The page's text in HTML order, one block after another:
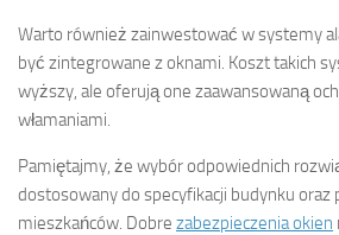
Warto również zainwestować w systemy
być zintegrowane z oknami. Koszt takich
wyższy, ale oferują one zaawansowaną
włamaniami.
Pamiętajmy, że wybór odpowiednich
dostosowany do specyfikacji budynku oraz
mieszkańców. Dobre zabezpieczenia okien